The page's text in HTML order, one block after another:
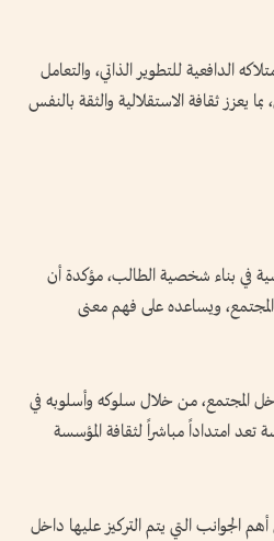
الدافعية للتطوير الذاتي، والتعامل
يعزز ثقافة الاستقلالية والثقة بالنفس
في بناء شخصية الطالب، مؤكدة أن
ويساعده على فهم معنى
المجتمع، من خلال سلوكه وأسلوبه في
امتداداً مباشراً لثقافة المؤسسة
الجوانب التي يتم التركيز عليها داخل